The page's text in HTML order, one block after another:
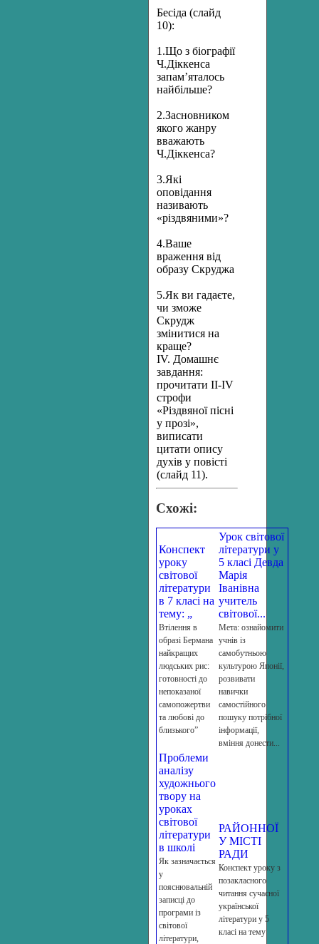
Бесіда (слайд
10):
1.Що з біографії
Ч.Діккенса
запам’яталось
найбільше?
2.Засновником
якого жанру
вважають
Ч.Діккенса?
3.Які
оповідання
називають
«різдвяними»?
4.Ваше
враження від
образу Скруджа
5.Як ви гадаєте,
чи зможе
Скрудж
змінитися на
краще?
ІV. Домашнє
завдання:
прочитати ІІ-ІV
строфи
«Різдвяної пісні
у прозі»,
виписати
цитати опису
духів у повісті
(слайд 11).
Схожі:
Конспект
уроку
світової
літератури
в 7 класі на
тему: „
Втілення в
образі Бермана
найкращих
людських рис:
готовності до
непоказаної
самопожертви
та любові до
близького”
Урок світової
літератури у
5 класі Девда
Марія
Іванівна
учитель
світової...
Мета: ознайомити
учнів із
самобутньою
культурою Японії,
розвивати
навички
самостійного
пошуку потрібної
інформації,
вміння донести...
Проблеми
аналізу
художнього
твору на
уроках
світової
літератури
в школі
Як зазначається
у
пояснювальній
записці до
програми із
світової
літератури,
РАЙОННОЇ
У МІСТІ
РАДИ
Конспект уроку з
позакласного
читання сучасної
української
літератури у 5
класі на тему